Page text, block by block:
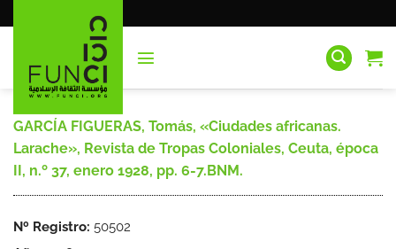
al
GARCÍA FIGUERAS, Tomás, «Ciudades africanas.
Larache», Revista de Tropas Coloniales, Ceuta, época
II, n.º 37, enero 1928, pp. 6-7.BNM.
Nº Registro: 50502